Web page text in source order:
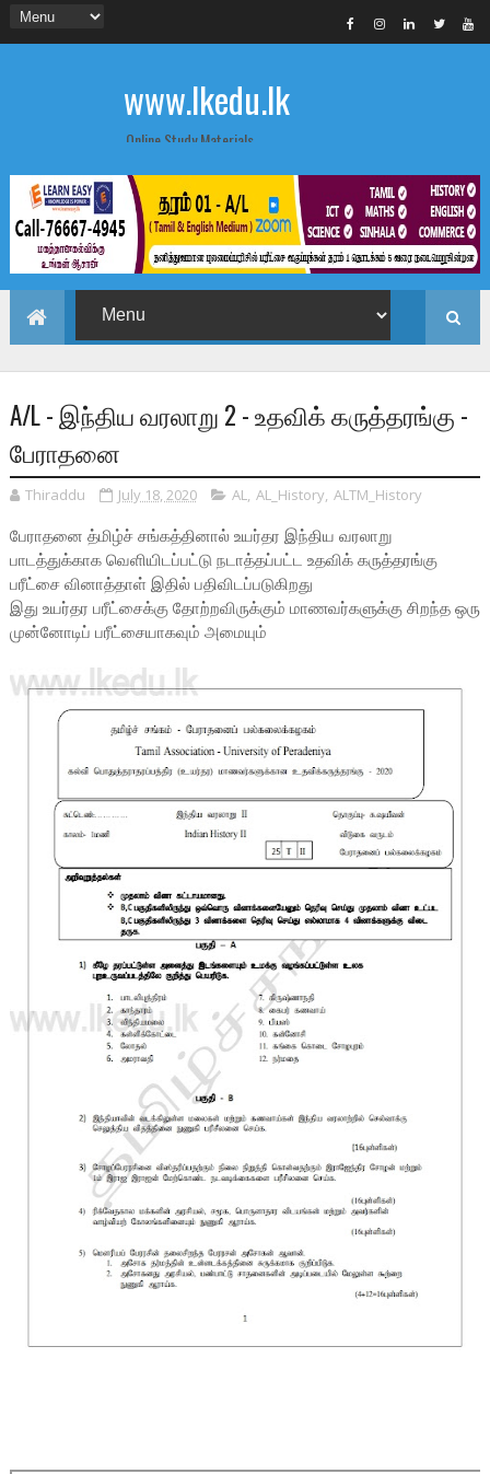
www.lkedu.lk
Online Study Materials
A/L - இந்திய வரலாறு 2 - உதவிக் கருத்தரங்கு -
பேராதனை
Thiraddu July 18, 2020 AL, AL_History, ALTM_History
பேராதனை த்மிழ்ச் சங்கத்தினால் உயர்தர இந்திய வரலாறு
பாடத்துக்காக வெளியிடப்பட்டு நடாத்தப்பட்ட உதவிக் கருத்தரங்கு
பரீட்சை வினாத்தாள் இதில் பதிவிடப்படுகிறது
இது உயர்தர பரீட்சைக்கு தோற்றவிருக்கும் மாணவர்களுக்கு சிறந்த ஒரு
முன்னோடிப் பரீட்சையாகவும் அமையும்